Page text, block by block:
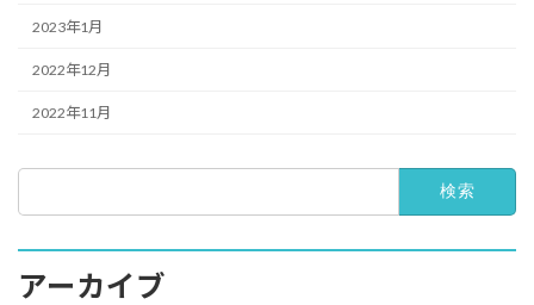
2023年1月
2022年12月
2022年11月
アーカイブ